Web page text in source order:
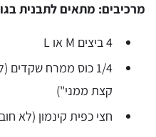
מרכיבים: מתאים לתבנית בגודל
4 ביצים M או L
1/4 כוס ממרח שקדים
קצת ממני")
חצי כפית קינמון (לא